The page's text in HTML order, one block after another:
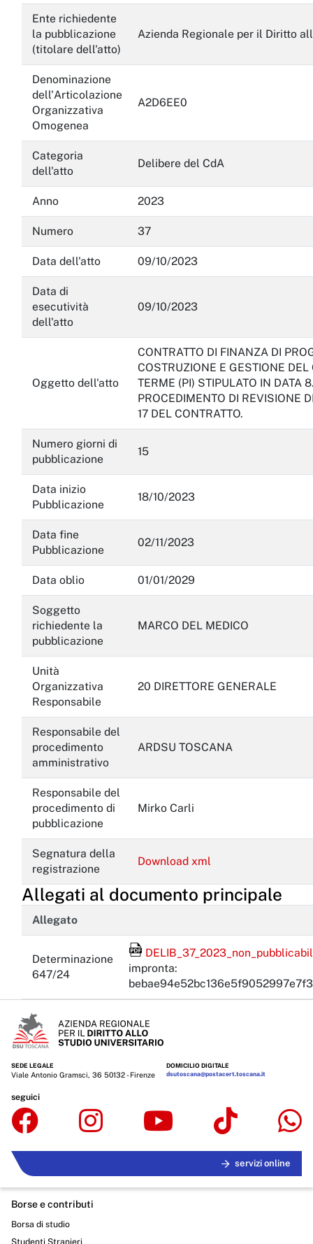
Servizi erogati
Pagamenti dell'amministrazione
Opere pubbliche
Pianificazione e governo del territorio
Informazioni ambientali
Interventi straordinari e di emergenza
Altri contenuti
Attuazione misure PNRR
Ente richiedente
la pubblicazione
(titolare dell'atto)
Azienda Regionale per il Diritto
Denominazione
dell'Articolazione
Organizzativa
Omogenea
A2D6EE0
Categoria
dell'atto
Delibere del CdA
Anno 2023
Numero 37
Data dell'atto 09/10/2023
Data di
esecutività
dell'atto
09/10/2023
Oggetto dell'atto
CONTRATTO DI FINANZA DI
COSTRUZIONE E GESTIONE
TERME (PI) STIPULATO IN DATA
PROCEDIMENTO DI REVISIONE
17 DEL CONTRATTO.
Numero giorni di
pubblicazione
15
Data inizio
Pubblicazione
18/10/2023
Data fine
Pubblicazione
02/11/2023
Data oblio 01/01/2029
Soggetto
richiedente la
pubblicazione
MARCO DEL MEDICO
Unità
Organizzativa
Responsabile
20 DIRETTORE GENERALE
Responsabile del
procedimento
amministrativo
ARDSU TOSCANA
Responsabile del
procedimento di
pubblicazione
Mirko Carli
Segnatura della
registrazione
Download xml
Allegati al documento principale
Allegato
Determinazione
647/24
File Acrobat Reader
impronta:
SEDE LEGALE
Viale Antonio Gramsci, 36 50132 - Firenze
DOMICILIO DIGITALE
dsutoscana@postacert.toscana.it
seguici
servizi online
Borse e contributi
Borsa di studio
Studenti Stranieri